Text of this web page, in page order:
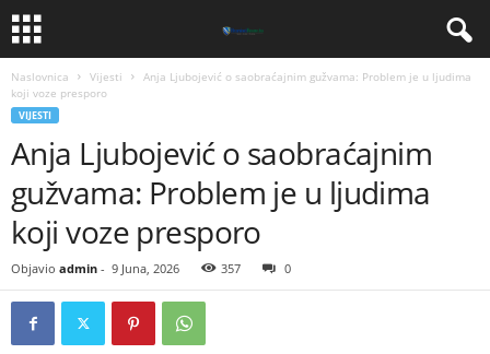
Naslovnica Vijesti
Anja Ljubojević o saobraćajnim gužvama: Problem je u ljudima
koji voze presporo
VIJESTI
Anja Ljubojević o saobraćajnim
gužvama: Problem je u ljudima
koji voze presporo
Objavio admin - 9 Juna, 2026 357 0